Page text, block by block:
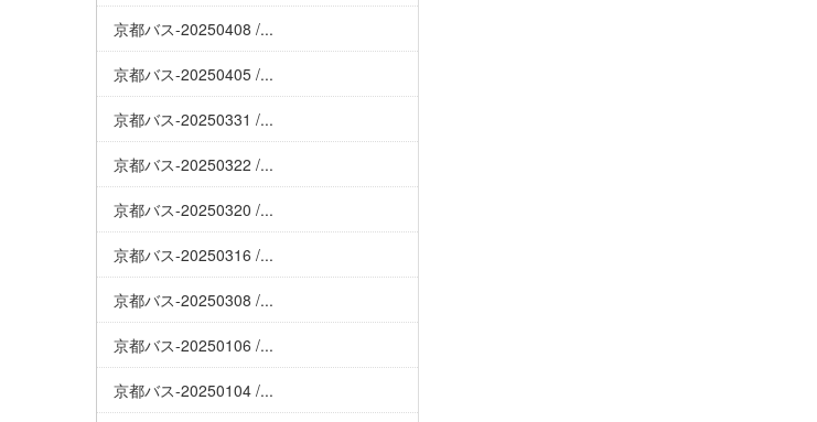
京都バス-20250408 /...
京都バス-20250405 /...
京都バス-20250331 /...
京都バス-20250322 /...
京都バス-20250320 /...
京都バス-20250316 /...
京都バス-20250308 /...
京都バス-20250106 /...
京都バス-20250104 /...